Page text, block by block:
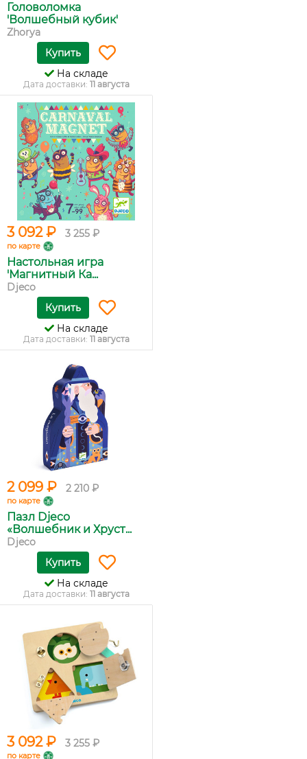
Головоломка
'Волшебный кубик'
Zhorya
Купить
На складе
Дата доставки: 11 августа
3 092 ₽ 3 255 ₽
по карте
Настольная игра
'Магнитный Ка...
Djeco
Купить
На складе
Дата доставки: 11 августа
2 099 ₽ 2 210 ₽
по карте
Пазл Djeco
«Волшебник и Хруст...
Djeco
Купить
На складе
Дата доставки: 11 августа
3 092 ₽ 3 255 ₽
по карте